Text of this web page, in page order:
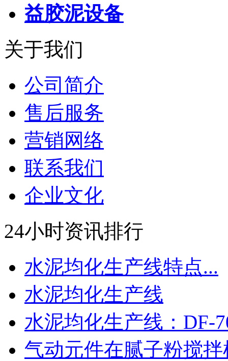
益胶泥设备
关于我们
公司简介
售后服务
营销网络
联系我们
企业文化
24小时资讯排行
水泥均化生产线特点...
水泥均化生产线
水泥均化生产线：DF-
气动元件在腻子粉搅拌